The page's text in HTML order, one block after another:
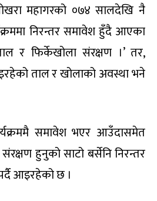
महागरको ०७४ सालदेखि नै
निरन्तर समावेश हुँदै आएका
र फिर्केखोला संरक्षण ।’ तर,
ताल र खोलाको अवस्था भने
समावेश भएर आउँदासमेत
हुनुको साटो बर्सेनि निरन्तर
आइरहेको छ ।